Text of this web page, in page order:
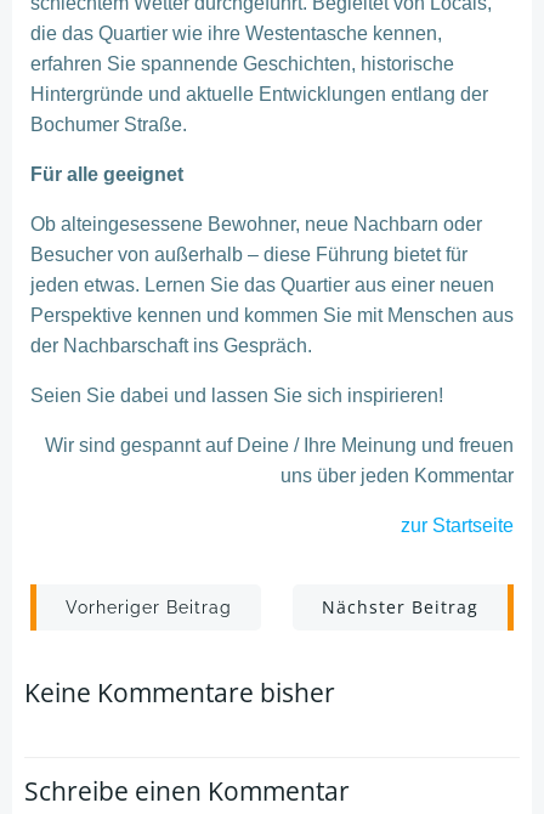
die das Quartier wie ihre Westentasche kennen,
erfahren Sie spannende Geschichten, historische
Hintergründe und aktuelle Entwicklungen entlang der
Bochumer Straße.
Für alle geeignet
Ob alteingesessene Bewohner, neue Nachbarn oder
Besucher von außerhalb – diese Führung bietet für
jeden etwas. Lernen Sie das Quartier aus einer neuen
Perspektive kennen und kommen Sie mit Menschen aus
der Nachbarschaft ins Gespräch.
Seien Sie dabei und lassen Sie sich inspirieren!
Wir sind gespannt auf Deine / Ihre Meinung und freuen
uns über jeden Kommentar
zur Startseite
Post
navigation
Vorheriger Beitrag
Post
navigation
Nächster Beitrag
Keine Kommentare bisher
Schreibe einen Kommentar